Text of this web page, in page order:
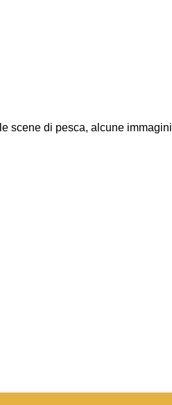
scene di pesca, alcune immagini